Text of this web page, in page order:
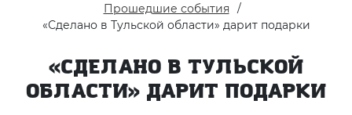
Прошедшие события
«Сделано в Тульской области» дарит подарки
«СДЕЛАНО В ТУЛЬСКОЙ
ОБЛАСТИ» ДАРИТ ПОДАРКИ